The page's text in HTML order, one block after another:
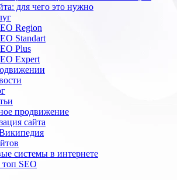
для чего это нужно
Region
Standart
Plus
Expert
продвижение
сайта
системы в интернете
SEO